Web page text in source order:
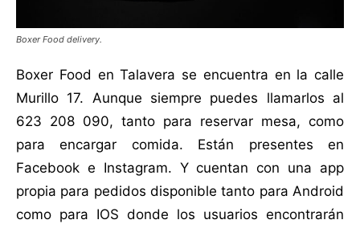
Boxer Food delivery.
Boxer Food en Talavera se encuentra en la calle
Murillo 17. Aunque siempre puedes llamarlos al
623 208 090, tanto para reservar mesa, como
para encargar comida. Están presentes en
Facebook e Instagram. Y cuentan con una app
propia para pedidos disponible tanto para Android
como para IOS donde los usuarios encontrarán